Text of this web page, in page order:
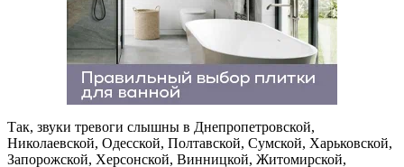
Так, звуки тревоги слышны в Днепропетровской,
Николаевской, Одесской, Полтавской, Сумской, Харьковской,
Запорожской, Херсонской, Винницкой, Житомирской,